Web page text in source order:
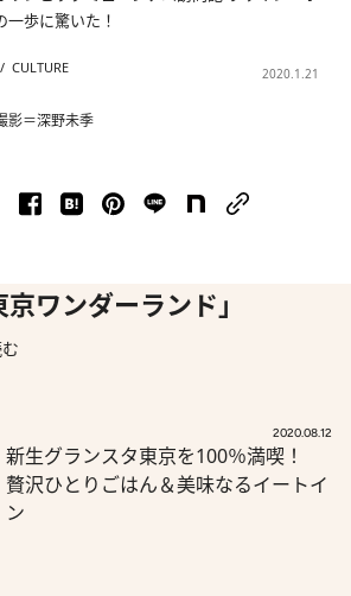
一歩に驚いた！
CULTURE 2020.1.21
＝深野未季
ワンダーランド」
2020.08.12
新生グランスタ東京を100％満喫！
贅沢ひとりごはん＆美味なるイートイ
ン